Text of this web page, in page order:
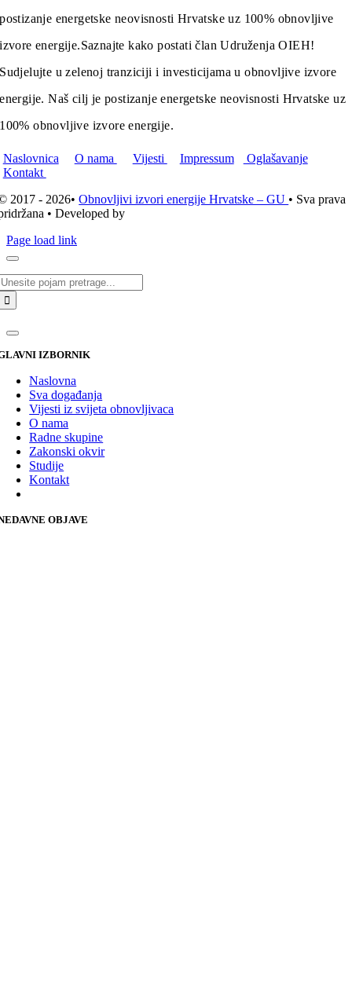
postizanje energetske neovisnosti Hrvatske uz 100% obnovljive
izvore energije.Saznajte kako postati član Udruženja OIEH!
Sudjelujte u zelenoj tranziciji i investicijama u obnovljive izvore
energije. Naš cilj je postizanje energetske neovisnosti Hrvatske uz
100% obnovljive izvore energije.
Naslovnica O nama Vijesti Impressum
Oglašavanje
Kontakt
2017 - 2026•Obnovljivi izvori energije Hrvatske – GU • Sva prava
• Developed by
Page load link
IZBORNIK
Naslovna
Sva događanja
Vijesti iz svijeta obnovljivaca
O nama
Radne skupine
Zakonski okvir
Studije
Kontakt
OBJAVE